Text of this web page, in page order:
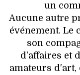
un
Aucune autre
événement.
son
d'affaires et
amateurs d'art,